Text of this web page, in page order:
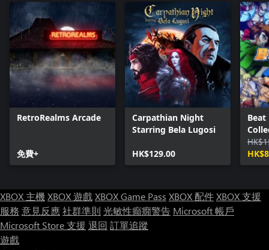
RetroRealms Arcade
免費+
Carpathian Night
Starring Bela Lugosi
HK$129.00
Beat
XBOX 主機XBOX 遊戲XBOX Game Pass XBOX 配件XBOX 支援
服務 意見反應社群準則 光敏性癲癇警告 Microsoft 帳戶
Microsoft Store 支援 退回 訂單追蹤
遊戲